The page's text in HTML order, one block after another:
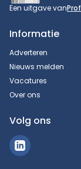
Een uitgave van
Informatie
Adverteren
Nieuws melden
Vacatures
Over ons
Volg ons